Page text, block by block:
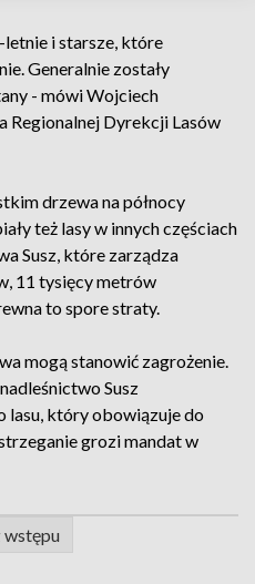
i starsze, które
Generalnie zostały
- mówi Wojciech
Regionalnej Dyrekcji Lasów
drzewa na północy
też lasy w innych częściach
Susz, które zarządza
11 tysięcy metrów
to spore straty.
mogą stanowić zagrożenie.
Susz
lasu, który obowiązuje do
grozi mandat w
wstępu